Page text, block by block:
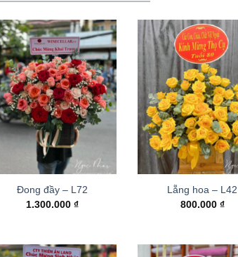
Đong đầy – L72
1.300.000 ₫
Lẵng hoa – L42
800.000 ₫